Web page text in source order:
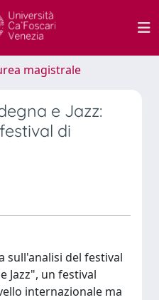
magistrale
e Jazz:
di
sull'analisi del festival
Jazz", un festival
internazionale ma